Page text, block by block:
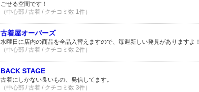
ごせる空間です！
（中心部 / 古着 / クチコミ数 1件）
古着屋オーバーズ
水曜日に店内の商品を全品入替えますので、毎週新しい発見がありますよ！
（中心部 / 古着 / クチコミ数 2件）
BACK STAGE
古着にしかない良いもの、発信してます。
（中心部 / 古着 / クチコミ数 3件）